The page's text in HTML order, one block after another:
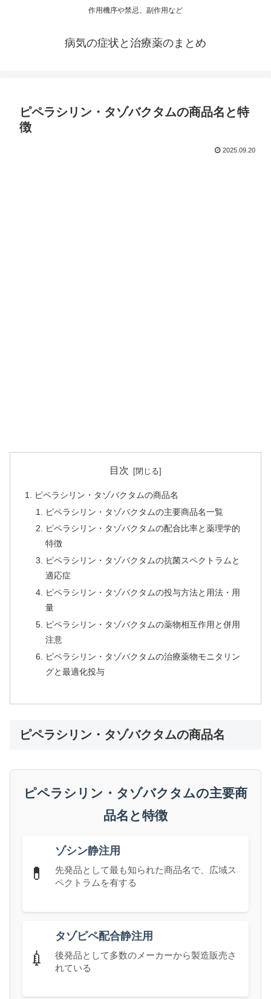
作用機序や禁忌、副作用など
病気の症状と治療薬のまとめ
ピペラシリン・タゾバクタムの商品名と特
徴
2025.09.20
目次
ピペラシリン・タゾバクタムの商品名
ピペラシリン・タゾバクタムの主要商品名一覧
ピペラシリン・タゾバクタムの配合比率と薬理学的
特徴
ピペラシリン・タゾバクタムの抗菌スペクトラムと
適応症
ピペラシリン・タゾバクタムの投与方法と用法・用
量
ピペラシリン・タゾバクタムの薬物相互作用と併用
注意
ピペラシリン・タゾバクタムの治療薬物モニタリン
グと最適化投与
ピペラシリン・タゾバクタムの商品名
ピペラシリン・タゾバクタムの主要商
品名と特徴
💊
ゾシン静注用
先発品として最も知られた商品名で、広域ス
ペクトラムを有する
💉
タゾピペ配合静注用
後発品として多数のメーカーから製造販売さ
れている